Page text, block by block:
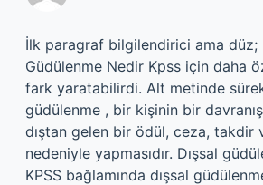
İlk paragraf bilgilendirici ama düz;
Güdülenme Nedir Kpss için daha
fark yaratabilirdi. Alt metinde
güdülenme , bir kişinin bir
dıştan gelen bir ödül, ceza, takdir
nedeniyle yapmasıdır. Dışsal
KPSS bağlamında dışsal